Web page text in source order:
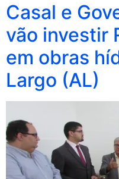
Casal e
vão investir
em obras
Largo (AL)